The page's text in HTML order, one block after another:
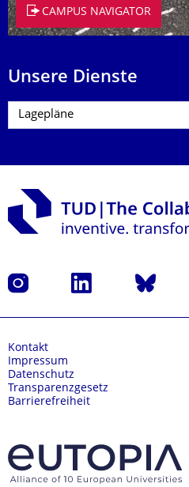
CAMPUS NAVIGATOR
Unsere Dienste
Instagram LinkedIn Bluesky
Kontakt
Impressum
Datenschutz
Transparenzgesetz
Barrierefreiheit